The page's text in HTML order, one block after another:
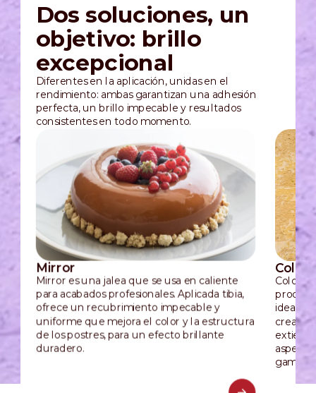
Dos soluciones, un
objetivo: brillo
excepcional
Diferentes en la aplicación, unidas en el
rendimiento: ambas garantizan una adhesión
perfecta, un brillo impecable y resultados
consistentes en todo momento.
Mirror
Mirror es una jalea que se usa en caliente
para acabados profesionales. Aplicada tibia,
ofrece un recubrimiento impecable y
uniforme que mejora el color y la estructura
de los postres, para un efecto brillante
duradero.
ideal
gama